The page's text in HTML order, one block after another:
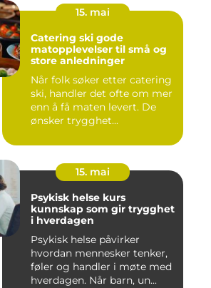
15. mai
Catering ski gode
matopplevelser til små og
store anledninger
Når folk søker etter catering
ski, handler det ofte om mer
enn å få maten levert. De
ønsker trygghet...
15. mai
Psykisk helse kurs
kunnskap som gir trygghet
i hverdagen
Psykisk helse påvirker
hvordan mennesker tenker,
føler og handler i møte med
hverdagen. Når barn, un...